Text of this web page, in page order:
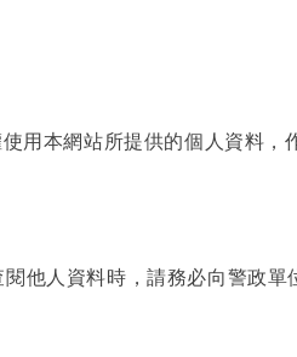
用本網站所提供的個人資料，
他人資料時，請務必向警政